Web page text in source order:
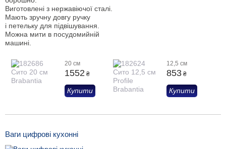
Виготовлені з нержавіючої сталі.
Мають зручну довгу ручку
і петельку для підвішування.
Можна мити в посудомийній
машині.
20 см
1552 ₴
Купити
12,5 см
853 ₴
Купити
Ваги цифрові кухонні